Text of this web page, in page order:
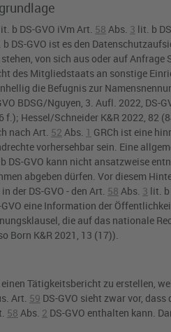
b DS-GVO iVm Art. 58 Abs. 3 lit. b
DS-GVO ist es den
von sich aus oder auf
des Mitgliedstaats an sonstige
die Befugnis zur
BDSG/Nguyen, 3. Aufl. 2022, DS-
Hessel/Schneider K&R 2022, 82
nach Art. 52 Abs. 1 GRCh ist eine
vorhersehbar sein. Eine
DS-GVO kann nicht ansatzweise
abgeben dürfen. Vor diesem
der DS-GVO - den Art. 58 Abs. 3 lit. b
eine Information der
die auf das nationale
Born K&R 2021, 13 (17)).
Tätigkeitsbericht zu erstellen,
Art. 59 DS-GVO sieht zwar vor, dass
58 Abs. 2 DS-GVO enthalten kann.